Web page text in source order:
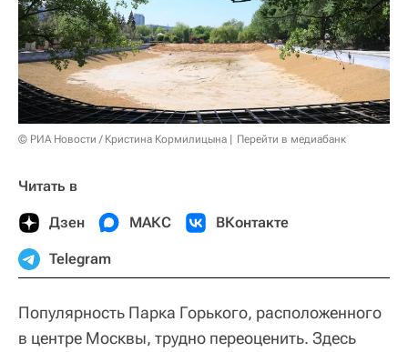
© РИА Новости / Кристина Кормилицына Перейти в медиабанк
Читать в
Дзен МАКС ВКонтакте
Telegram
Популярность Парка Горького, расположенного
в центре Москвы, трудно переоценить. Здесь